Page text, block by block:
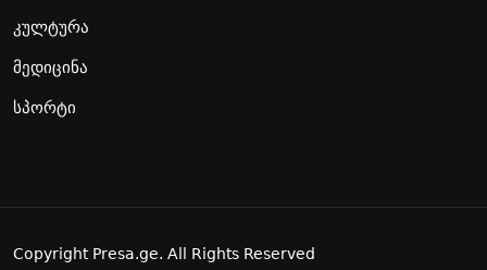
კულტურა
მედიცინა
სპორტი
Copyright Presa.ge. All Rights Reserved